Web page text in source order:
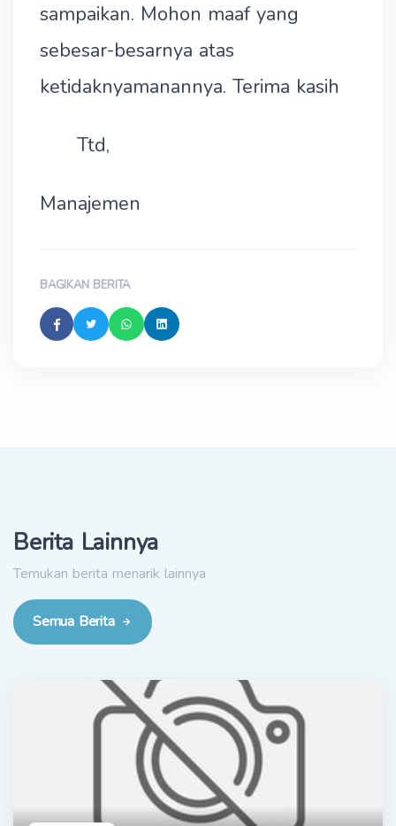
sampaikan. Mohon maaf yang
sebesar-besarnya atas
ketidaknyamanannya. Terima kasih
Ttd,
Manajemen
BAGIKAN BERITA
Berita Lainnya
Temukan berita menarik lainnya
Semua Berita